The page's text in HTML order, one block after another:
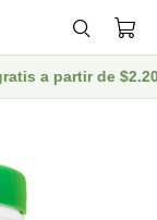
a partir de